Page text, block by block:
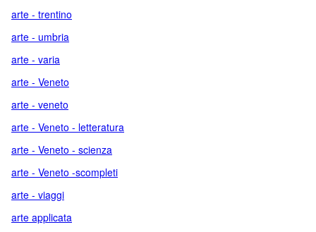
arte - trentino
arte - umbria
arte - varia
arte - Veneto
arte - veneto
arte - Veneto - letteratura
arte - Veneto - scienza
arte - Veneto -scompleti
arte - viaggi
arte applicata